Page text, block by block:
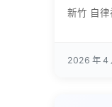
新竹 自
2026 年 4